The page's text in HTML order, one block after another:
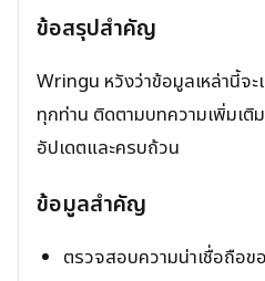
ข้อสรุปสำคัญ
Wringu หวังว่าข้อมูลเหล่านี้จะ
ทุกท่าน ติดตามบทความเพิ่มเติ
อัปเดตและครบถ้วน
ข้อมูลสำคัญ
ตรวจสอบความน่าเชื่อถือ